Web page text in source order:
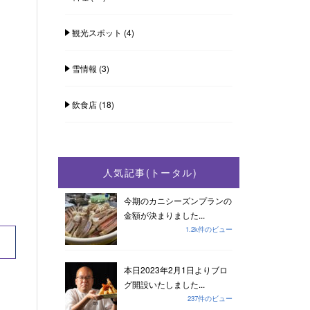
観光スポット (4)
雪情報 (3)
飲食店(18)
人気記事(トータル)
今期のカニシーズンプランの
金額が決まりました...
1.2k件のビュー
本日2023年2月1日よりブロ
グ開設いたしました...
237件のビュー